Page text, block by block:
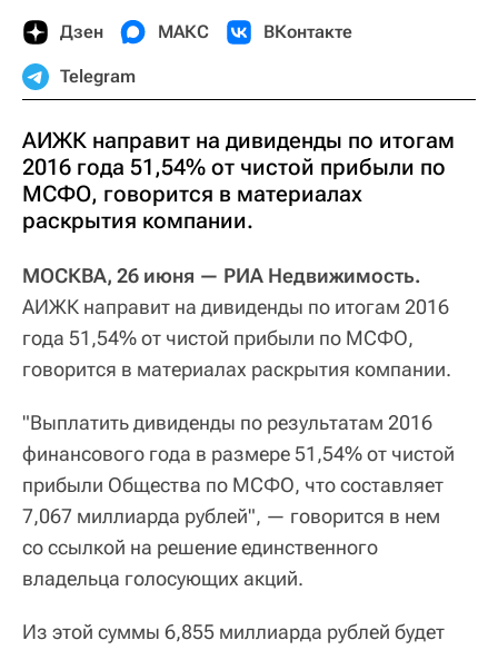
Дзен МАКС ВКонтакте
Telegram
АИЖК направит на дивиденды по итогам
2016 года 51,54% от чистой прибыли по
МСФО, говорится в материалах
раскрытия компании.
МОСКВА, 26 июня — РИА Недвижимость.
АИЖК направит на дивиденды по итогам 2016
года 51,54% от чистой прибыли по МСФО,
говорится в материалах раскрытия компании.
"Выплатить дивиденды по результатам 2016
финансового года в размере 51,54% от чистой
прибыли Общества по МСФО, что составляет
7,067 миллиарда рублей", — говорится в нем
со ссылкой на решение единственного
владельца голосующих акций.
Из этой суммы 6,855 миллиарда рублей будет